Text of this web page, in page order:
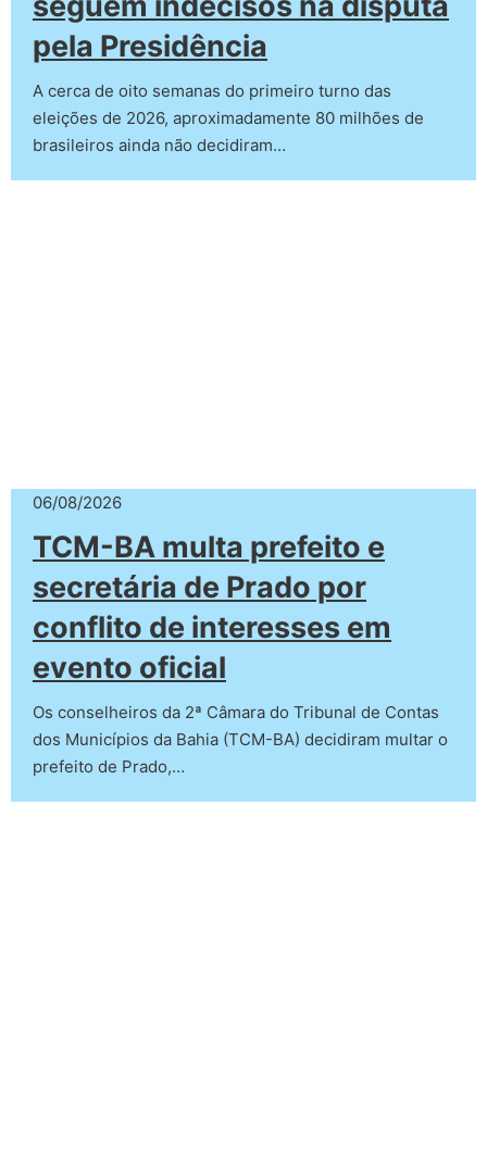
pela Presidência
A cerca de oito semanas do primeiro turno das
eleições de 2026, aproximadamente 80 milhões de
brasileiros ainda não decidiram…
06/08/2026
TCM-BA multa prefeito e
secretária de Prado por
conflito de interesses em
evento oficial
Os conselheiros da 2ª Câmara do Tribunal de Contas
dos Municípios da Bahia (TCM-BA) decidiram multar o
prefeito de Prado,…